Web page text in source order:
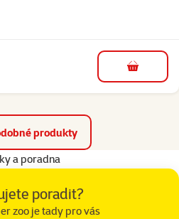
do košíku
produkty
a poradna
poradit?
zoo je tady pro vás